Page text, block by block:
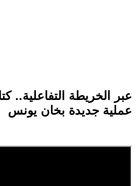
عبر الخريطة التفاعلية..
عملية جديدة بخان يونس